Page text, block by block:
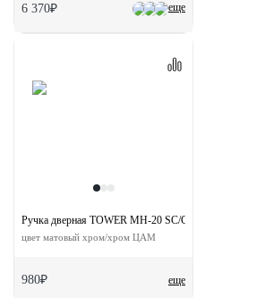
еще
6 370₽
еще
Ручка дверная TOWER MH-20 SC/CP-S раздельная на
цвет матовый хром/хром ЦАМ
980₽